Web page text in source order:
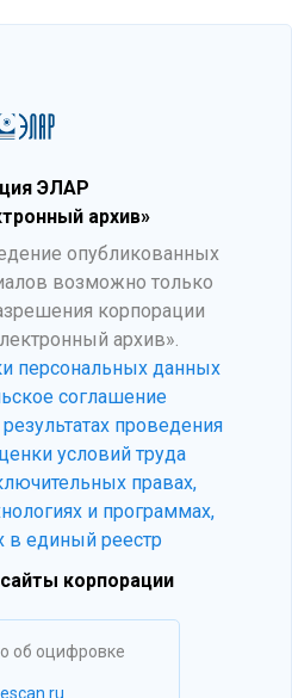
ЭЛАР
архив»
опубликованных
возможно только
корпорации
архив».
персональных данных
соглашение
проведения
условий труда
правах,
и программах,
единый реестр
корпорации
об оцифровке